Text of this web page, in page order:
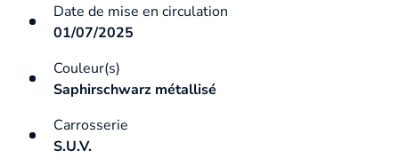
Date de mise en circulation
01/07/2025
Couleur(s)
Saphirschwarz métallisé
Carrosserie
S.U.V.